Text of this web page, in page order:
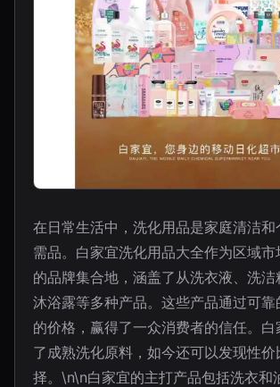
在日常生活中，洗化用品是家庭清洁
需品。白家宜洗化用品大全作为区域市
的品牌集合地，涵盖了从洗衣液、洗洁
沐浴露等多种产品。这些产品通过可
的价格，赢得了一众消费者的信任。白
了成熟洗化原料，如今还可以发现性
择。\n\n白家宜的主打产品包括洗衣和